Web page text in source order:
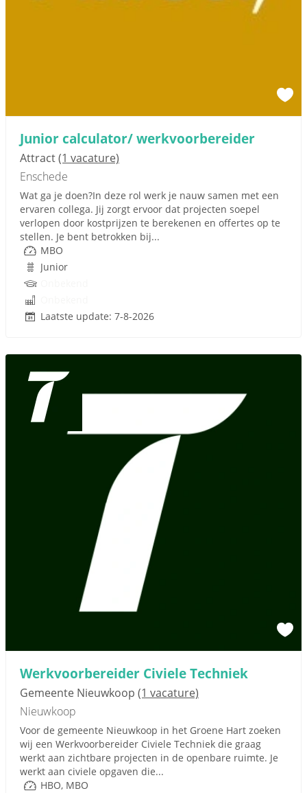
Junior calculator/ werkvoorbereider
Attract(1 vacature)
Enschede
Wat ga je doen?In deze rol werk je nauw samen met een
ervaren collega. Jij zorgt ervoor dat projecten soepel
verlopen door kostprijzen te berekenen en offertes op te
stellen. Je bent betrokken bij...
MBO
Junior
Laatste update: 7-8-2026
Werkvoorbereider Civiele Techniek
Gemeente Nieuwkoop (1 vacature)
Nieuwkoop
Voor de gemeente Nieuwkoop in het Groene Hart zoeken
wij een Werkvoorbereider Civiele Techniek die graag
werkt aan zichtbare projecten in de openbare ruimte. Je
werkt aan civiele opgaven die...
HBO, MBO